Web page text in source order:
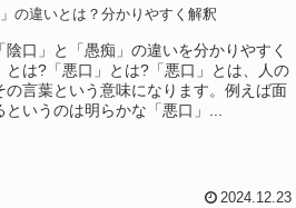
の違いとは？分かりやすく解釈
口」と「愚痴」の違いを分かりやすく
は?「悪口」とは?「悪口」とは、人の
の言葉という意味になります。例えば面
いうのは明らかな「悪口」...
2024.12.23